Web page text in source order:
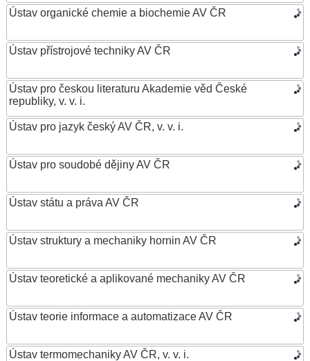
Ústav organické chemie a biochemie AV ČR
Ústav přístrojové techniky AV ČR
Ústav pro českou literaturu Akademie věd České
republiky, v. v. i.
Ústav pro jazyk český AV ČR, v. v. i.
Ústav pro soudobé dějiny AV ČR
Ústav státu a práva AV ČR
Ústav struktury a mechaniky hornin AV ČR
Ústav teoretické a aplikované mechaniky AV ČR
Ústav teorie informace a automatizace AV ČR
Ústav termomechaniky AV ČR, v. v. i.